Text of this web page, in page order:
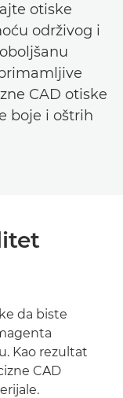
otiske
održivog i
CAD otiske
boje i oštrih
da biste
Kao rezultat
CAD